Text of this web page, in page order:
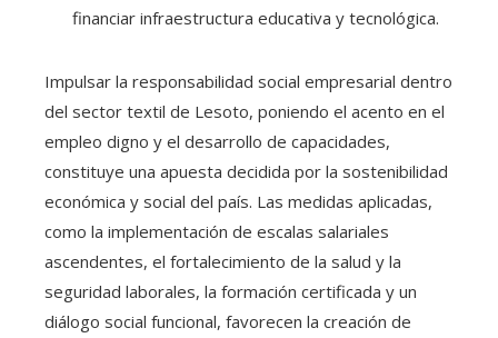
financiar infraestructura educativa y tecnológica.
Impulsar la responsabilidad social empresarial dentro
del sector textil de Lesoto, poniendo el acento en el
empleo digno y el desarrollo de capacidades,
constituye una apuesta decidida por la sostenibilidad
económica y social del país. Las medidas aplicadas,
como la implementación de escalas salariales
ascendentes, el fortalecimiento de la salud y la
seguridad laborales, la formación certificada y un
diálogo social funcional, favorecen la creación de